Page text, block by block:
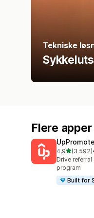
Tekniske
Flere
4,9av 5(3 592)
Totalt 3592
Drive
program
Built for